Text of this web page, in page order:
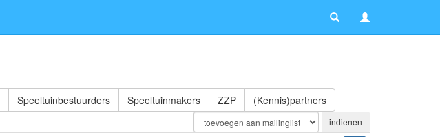
Speeltuinbestuurders Speeltuinmakers ZZP (Kennis)partners